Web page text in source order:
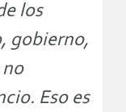
los
gobierno,
Eso es